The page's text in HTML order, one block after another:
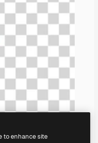
to enhance site